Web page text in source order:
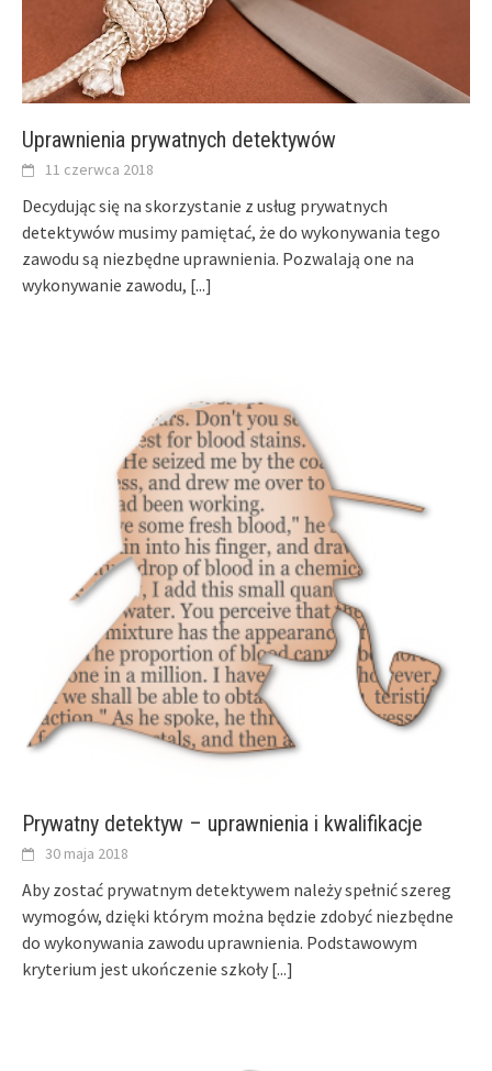
Uprawnienia prywatnych detektywów
11 czerwca 2018
Decydując się na skorzystanie z usług prywatnych
detektywów musimy pamiętać, że do wykonywania tego
zawodu są niezbędne uprawnienia. Pozwalają one na
wykonywanie zawodu, [...]
Prywatny detektyw – uprawnienia i kwalifikacje
30 maja 2018
Aby zostać prywatnym detektywem należy spełnić szereg
wymogów, dzięki którym można będzie zdobyć niezbędne
do wykonywania zawodu uprawnienia. Podstawowym
kryterium jest ukończenie szkoły [...]